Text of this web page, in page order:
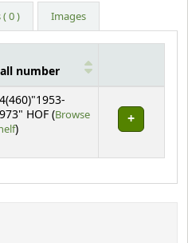
0 ) Images
number
HOF (Browse
(Opens below)
)